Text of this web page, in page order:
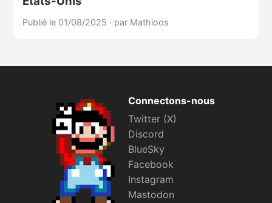
Publié le 01/08/2025 · par Mathioos
Connectons-nous
Twitter (X)
Discord
BlueSky
Facebook
Instagram
Mastodon